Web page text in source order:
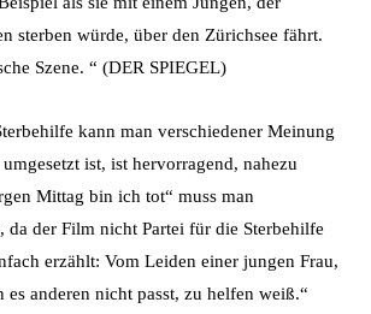
sterben würde, über den Zürichsee fährt.
Szene. “ (DER SPIEGEL)
kann man verschiedener Meinung
ist, ist hervorragend, nahezu
Mittag bin ich tot“ muss man
da der Film nicht Partei für die Sterbehilfe
erzählt: Vom Leiden einer jungen Frau,
es anderen nicht passt, zu helfen weiß.“